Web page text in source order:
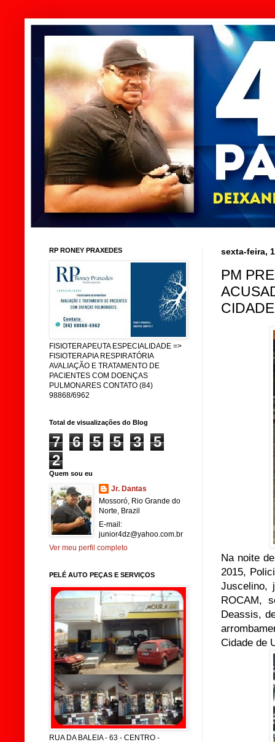
sexta-feira,
PM
Na noite
2015,
Juscelino,
ROCAM,
Deassis,
Cidade de
RP RONEY PRAXEDES
FISIOTERAPEUTA ESPECIALIDADE =>
FISIOTERAPIA RESPIRATÓRIA
AVALIAÇÃO E TRATAMENTO DE
PACIENTES COM DOENÇAS
PULMONARES CONTATO (84)
98868/6962
Total de visualizações do Blog
7 6 5 5 3
5
2
Quem sou eu
Jr. Dantas
Mossoró, Rio Grande do
Norte, Brazil
E-mail:
junior4dz@yahoo.com.br
Ver meu perfil completo
PELÉ AUTO PEÇAS E SERVIÇOS
RUA DA BALEIA - 63 - CENTRO -